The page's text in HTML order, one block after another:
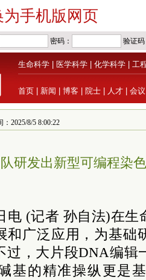
手机版网页
生命科学 医学科学 化学科学 工
首页 新闻 博客 院士 人才 会议
2025/8/5 8:00:22
研发出新型可编程染
电 (记者 孙自法)在生
和广泛应用，为基础
过，大片段DNA编辑
基的精准操纵更是